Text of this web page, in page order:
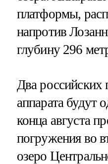
платформы,
напротив
глубину 296
Два российских
аппарата будут
конца августа
погружения во
озеро